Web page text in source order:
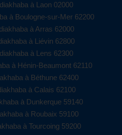
à Laon 02000
à Boulogne-sur-Mer 62200
à Arras 62000
à Liévin 62800
à Lens 62300
à Hénin-Beaumont 62110
à Béthune 62400
à Calais 62100
à Dunkerque 59140
à Roubaix 59100
à Tourcoing 59200